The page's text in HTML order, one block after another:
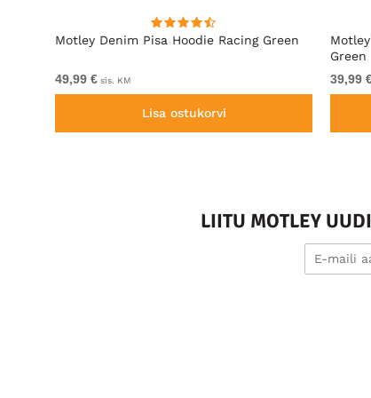
Motley Denim Pisa Hoodie Racing Green
49,99 € sis. KM
Lisa ostukorvi
Green
39,99
LIITU MOTLEY